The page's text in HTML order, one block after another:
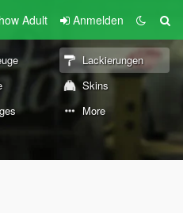
Adult Anmelden
Lackierungen
Skins
More